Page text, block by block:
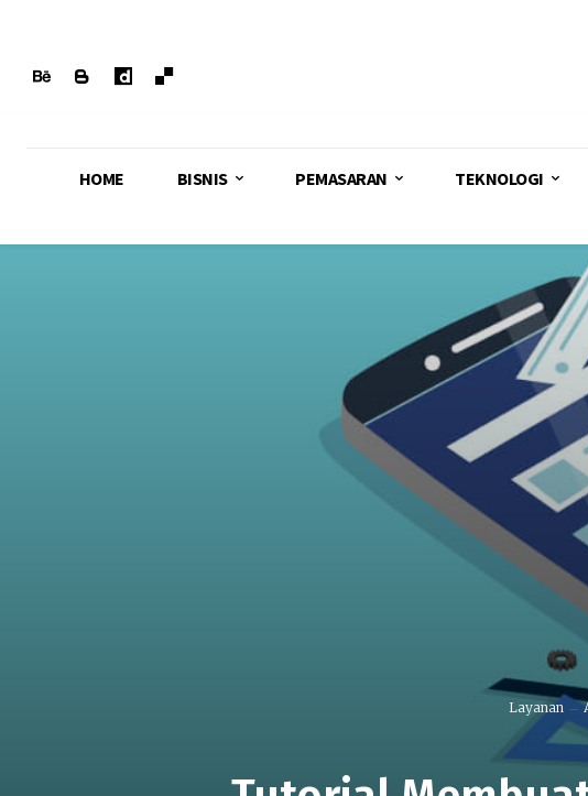
HOME BISNIS PEMASARAN TEKNOLOGI
Layanan